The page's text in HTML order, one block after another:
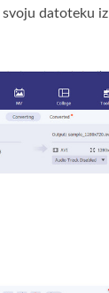
datoteku iz